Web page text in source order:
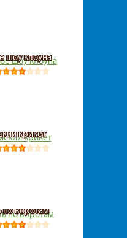
шоу клоуна
крикет
по воротам